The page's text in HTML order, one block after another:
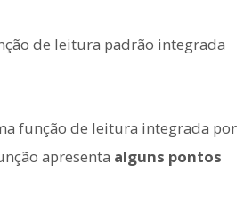
função de leitura integrada por
apresenta alguns pontos